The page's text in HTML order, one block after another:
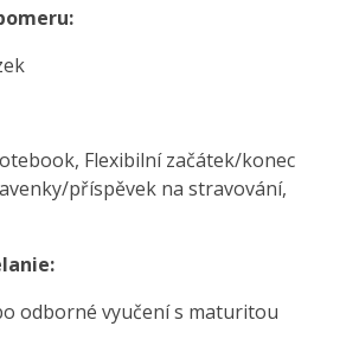
Flexibilní začátek/konec
příspěvek na stravování,
odborné vyučení s maturitou